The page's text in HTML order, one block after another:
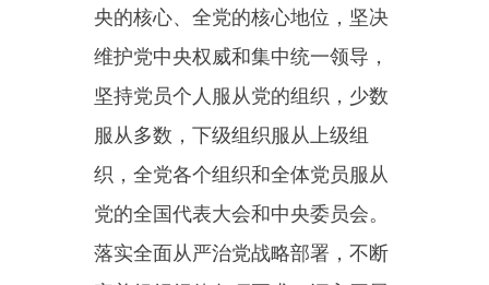
严格执行民主集中制，深化理论武
装，优化班子结构，增强整体功
能，保持班子稳定，提高政治判断
力、政治领悟力、政治执行力，努
力把各级领导班子锻造成为忠实践
署的坚强领导集体。